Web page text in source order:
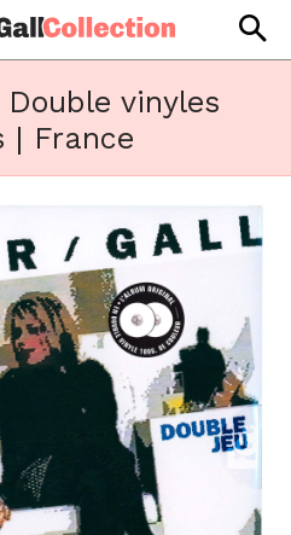
vinyles
| France